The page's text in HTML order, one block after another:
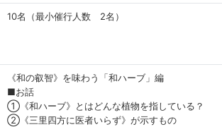
10名（最小催行人数 2名）
《和の叡智》を味わう「和ハーブ」編
■お話
①《和ハーブ》とはどんな植物を指している？
②《三里四方に医者いらず》が示すもの